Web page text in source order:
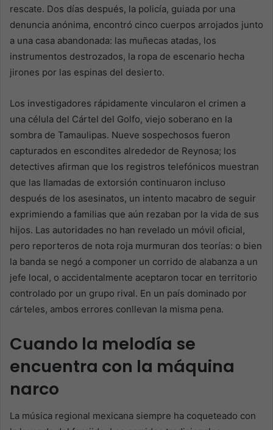
rescate. Dos días después, la policía, guiada por una
denuncia anónima, encontró cinco cuerpos arrojados junto
a una casa abandonada: las muñecas atadas, los
instrumentos destrozados, la ropa de escenario hecha
jirones por las espinas del desierto.
Los investigadores rápidamente vincularon el crimen a
una célula del Cártel del Golfo, viejo soberano en la
sombra de Tamaulipas. Nueve sospechosos fueron
capturados en escondites alrededor de Reynosa; los
detectives afirman que los registros telefónicos muestran
que las llamadas de extorsión continuaron incluso
después de los asesinatos, un intento macabro de seguir
exprimiendo a familias que aún rezaban por la vida de sus
hijos. Las autoridades no han revelado un móvil oficial,
pero reporteros de nota roja murmuran dos teorías: o bien
la banda se negó a componer un corrido de alabanza a un
jefe local, o accidentalmente aceptaron tocar en territorio
controlado por un grupo rival. En un país dominado por
cárteles, ambos errores conllevan la misma pena.
Cuando la melodía se
encuentra con la máquina
narco
La música regional mexicana siempre ha coqueteado con